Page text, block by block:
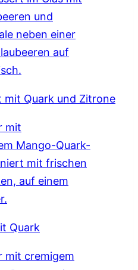
mit Quark und Zitrone
Quark